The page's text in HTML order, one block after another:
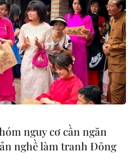
toàn quốc "Vì
Nam" năm
'chạm' đến
Chí Minh
tái đắc cử Chủ
nguy cơ cần ngăn
nghề làm tranh Đông